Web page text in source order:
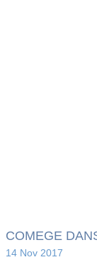
COMEGE
14 Nov 2017